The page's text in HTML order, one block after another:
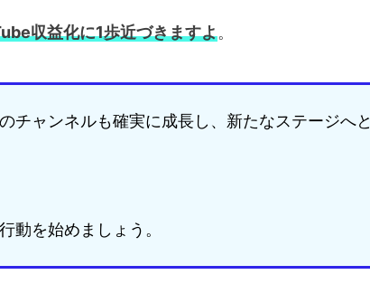
収益化に1歩近づきますよ。
チャンネルも確実に成長し、新たなステージへと
動を始めましょう。